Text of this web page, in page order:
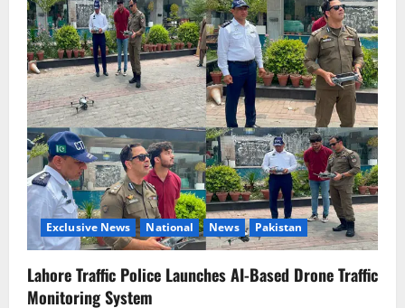
Exclusive News National News Pakistan
Lahore Traffic Police Launches AI-Based Drone Traffic
Monitoring System